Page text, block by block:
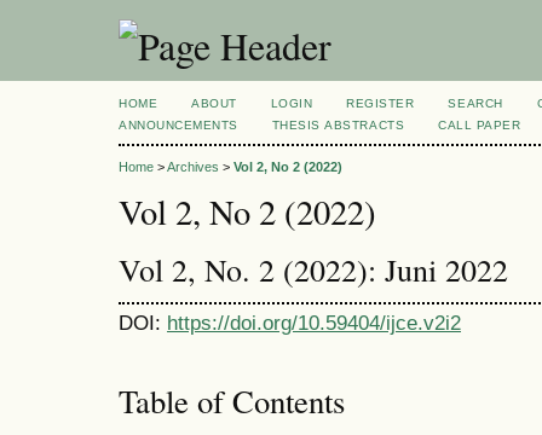
HOME ABOUT LOGIN REGISTER SEARCH
ANNOUNCEMENTS
THESIS ABSTRACTS CALL PAPER
Home >Archives > Vol 2, No 2 (2022)
Vol 2, No 2 (2022)
Vol 2, No. 2 (2022): Juni 2022
DOI: https://doi.org/10.59404/ijce.v2i2
Table of Contents